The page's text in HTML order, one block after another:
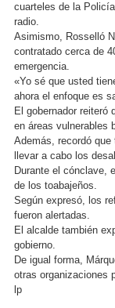
cuarteles de la
radio.
Asimismo, Rosselló
contratado cerca de
emergencia.
«Yo sé que usted
ahora el enfoque es
El gobernador reiteró
en áreas vulnerables
Además, recordó
llevar a cabo los
Durante el cónclave,
de los toabajeños.
Según expresó, los
fueron alertadas.
El alcalde también
gobierno.
De igual forma,
otras organizaciones
lp